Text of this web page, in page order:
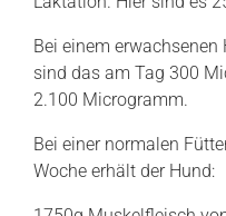
Bei einem
sind das am Tag 300
2.100 Microgramm.
Bei einer normalen
Woche erhält der Hund: